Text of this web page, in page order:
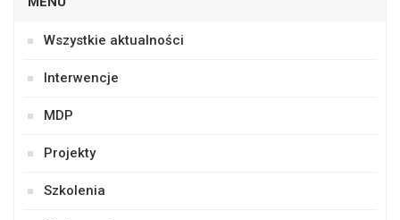
Wszystkie aktualności
Interwencje
MDP
Projekty
Szkolenia